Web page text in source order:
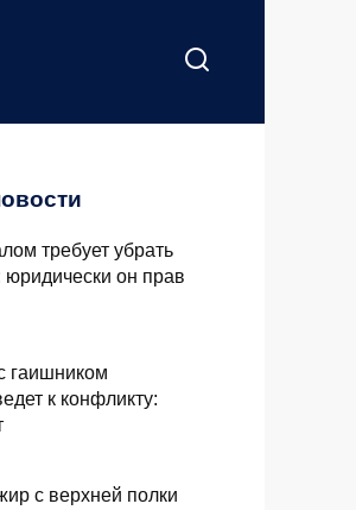
требует убрать
юридически он прав
гаишником
к конфликту:
с верхней полки